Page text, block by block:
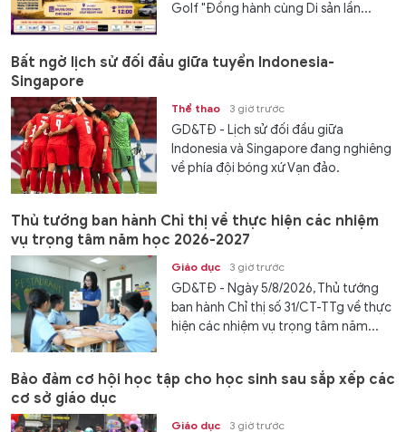
Golf "Đồng hành cùng Di sản lần...
Bất ngờ lịch sử đối đầu giữa tuyển Indonesia-
Singapore
Thể thao 3 giờ trước
GD&TĐ - Lịch sử đối đầu giữa
Indonesia và Singapore đang nghiêng
về phía đội bóng xứ Vạn đảo.
Thủ tướng ban hành Chỉ thị về thực hiện các nhiệm
vụ trọng tâm năm học 2026-2027
Giáo dục 3 giờ trước
GD&TĐ - Ngày 5/8/2026, Thủ tướng
ban hành Chỉ thị số 31/CT-TTg về thực
hiện các nhiệm vụ trọng tâm năm...
Bảo đảm cơ hội học tập cho học sinh sau sắp xếp các
cơ sở giáo dục
Giáo dục 3 giờ trước